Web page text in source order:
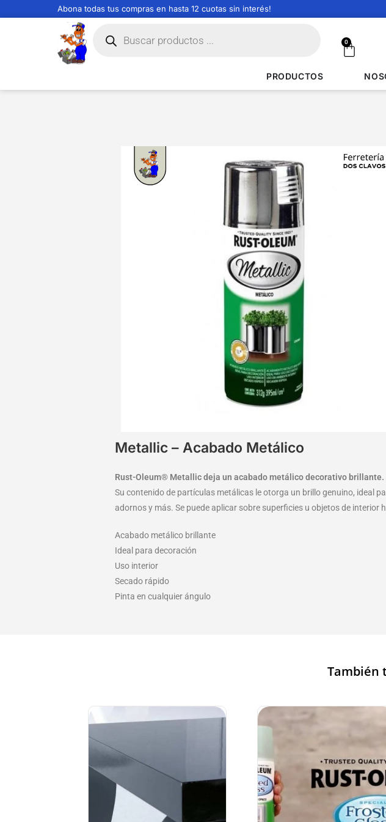
Abona todas tus compras en hasta 12 cuotas sin interés!
0
PRODUCTOS
Metallic – Acabado Metálico
Rust-Oleum® Metallic deja un acabado metálico decorativo brillante.
Su contenido de partículas metálicas le otorga un brillo genuino, ideal
adornos y más. Se puede aplicar sobre superficies u objetos de
Acabado metálico brillante
Ideal para decoración
Uso interior
Secado rápido
Pinta en cualquier ángulo
También